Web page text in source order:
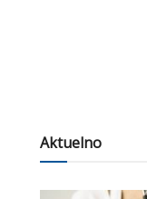
Aktuelno